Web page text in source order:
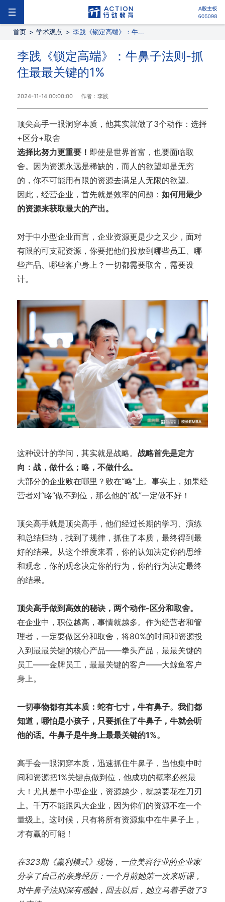
首页 > 学术观点 > 李践《锁定高端》：牛...
李践《锁定高端》：牛鼻子法则-抓
住最最关键的1%
2024-11-14 00:00:00 作者：李践
顶尖高手一眼洞穿本质，他其实就做了3个动作：选择
+区分+取舍
选择比努力更重要！ 即使是世界首富，也要面临取
舍。因为资源永远是稀缺的，而人的欲望却是无穷
的，你不可能用有限的资源去满足人无限的欲望。
因此，经营企业，首先就是效率的问题： 如何用最少
的资源来获取最大的产出。
对于中小型企业而言，企业资源更是少之又少，面对
有限的可支配资源，你要把他们投放到哪些员工、哪
些产品、哪些客户身上？一切都需要取舍，需要设
计。
这种设计的学问，其实就是战略。 战略首先是定方
向：战，做什么；略，不做什么。
大部分的企业败在哪里？败在“略”上。事实上，如果经
营者对“略”做不到位，那么他的“战”一定做不好！
顶尖高手就是顶尖高手，他们经过长期的学习、演练
和总结归纳，找到了规律，抓住了本质，最终得到最
好的结果。从这个维度来看，你的认知决定你的思维
和观念，你的观念决定你的行为，你的行为决定最终
的结果。
顶尖高手做到高效的秘诀，两个动作-区分和取舍。
在企业中，职位越高，事情就越多。作为经营者和管
理者，一定要做区分和取舍，将80%的时间和资源投
入到最最关键的核心产品——拳头产品，最最关键的
员工——金牌员工，最最关键的客户——大鲸鱼客户
身上。
一切事物都有其本质：蛇有七寸，牛有鼻子。我们都
知道，哪怕是小孩子，只要抓住了牛鼻子，牛就会听
他的话。牛鼻子是牛身上最最关键的1%。
高手会一眼洞穿本质，迅速抓住牛鼻子，当他集中时
间和资源把1%关键点做到位，他成功的概率必然最
大！尤其是中小型企业，资源越少，就越要花在刀刃
上。千万不能跟风大企业，因为你们的资源不在一个
量级上。这时候，只有将所有资源集中在牛鼻子上，
才有赢的可能！
在323期《赢利模式》现场，一位美容行业的企业家
分享了自己的亲身经历：一个月前她第一次来听课，
对牛鼻子法则深有感触，回去以后，她立马着手做了3